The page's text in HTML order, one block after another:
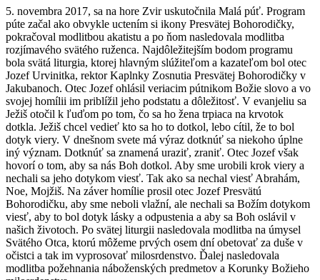
5. novembra 2017, sa na hore Zvir uskutočnila Malá púť. Program
púte začal ako obvykle uctením si ikony Presvätej Bohorodičky,
pokračoval modlitbou akatistu a po ňom nasledovala modlitba
rozjímavého svätého ruženca. Najdôležitejším bodom programu
bola svätá liturgia, ktorej hlavným slúžiteľom a kazateľom bol otec
Jozef Urvinitka, rektor Kaplnky Zosnutia Presvätej Bohorodičky v
Jakubanoch. Otec Jozef ohlásil veriacim pútnikom Božie slovo a vo
svojej homílii im priblížil jeho podstatu a dôležitosť. V evanjeliu sa
Ježiš otočil k ľuďom po tom, čo sa ho žena trpiaca na krvotok
dotkla. Ježiš chcel vedieť kto sa ho to dotkol, lebo cítil, že to bol
dotyk viery. V dnešnom svete má výraz dotknúť sa niekoho úplne
iný význam. Dotknúť sa znamená uraziť, zraniť. Otec Jozef však
hovorí o tom, aby sa nás Boh dotkol. Aby sme urobili krok viery a
nechali sa jeho dotykom viesť. Tak ako sa nechal viesť Abrahám,
Noe, Mojžiš. Na záver homílie prosil otec Jozef Presvätú
Bohorodičku, aby sme neboli vlažní, ale nechali sa Božím dotykom
viesť, aby to bol dotyk lásky a odpustenia a aby sa Boh oslávil v
našich životoch. Po svätej liturgii nasledovala modlitba na úmysel
Svätého Otca, ktorú môžeme prvých osem dní obetovať za duše v
očistci a tak im vyprosovať milosrdenstvo. Ďalej nasledovala
modlitba požehnania náboženských predmetov a Korunky Božieho